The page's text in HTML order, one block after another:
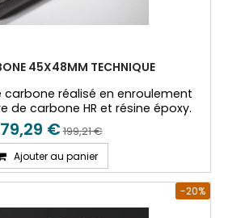
45X48MM TECHNIQUE
carbone réalisé en enroulement
de carbone HR et résine époxy.
€199,21 €
Ajouter au panier
-20%